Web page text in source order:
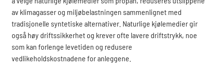
av klimagasser og miljøbelastningen sammenlignet med
tradisjonelle syntetiske alternativer. Naturlige kjølemedier gir
også høy driftssikkerhet og krever ofte lavere driftstrykk, noe
som kan forlenge levetiden og redusere
vedlikeholdskostnadene for anleggene.